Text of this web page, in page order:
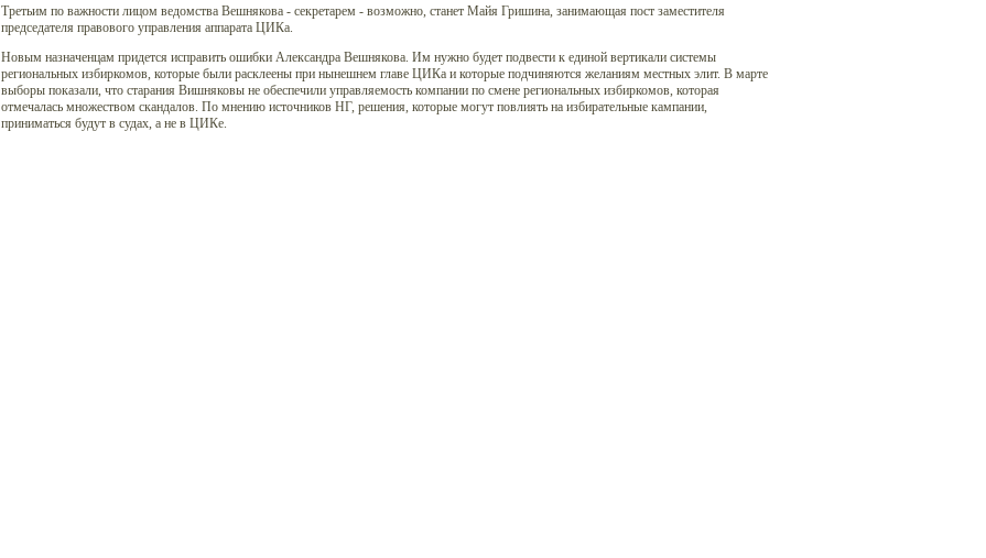
Третьим по важности лицом ведомства Вешнякова - секретарем - возможно, станет Майя Гришина, занимающая пост заместителя
председателя правового управления аппарата ЦИКа.
Новым назначенцам придется исправить ошибки Александра Вешнякова. Им нужно будет подвести к единой вертикали системы
региональных избиркомов, которые были расклеены при нынешнем главе ЦИКа и которые подчиняются желаниям местных элит. В марте
выборы показали, что старания Вишняковы не обеспечили управляемость компании по смене региональных избиркомов, которая
отмечалась множеством скандалов. По мнению источников НГ, решения, которые могут повлиять на избирательные кампании,
приниматься будут в судах, а не в ЦИКе.